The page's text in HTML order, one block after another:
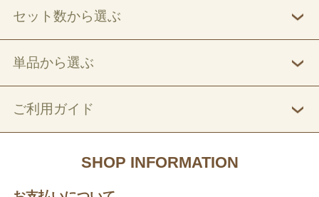
セット数から選ぶ
単品から選ぶ
ご利用ガイド
SHOP INFORMATION